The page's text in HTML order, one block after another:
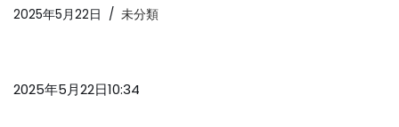
2025年5月22日 未分類
2025年5月22日10:34